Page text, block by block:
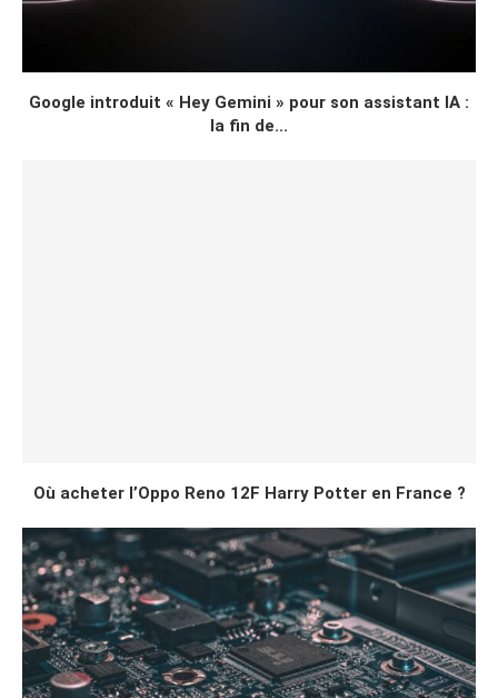
Google introduit « Hey Gemini » pour son assistant IA :
la fin de...
Où acheter l’Oppo Reno 12F Harry Potter en France ?